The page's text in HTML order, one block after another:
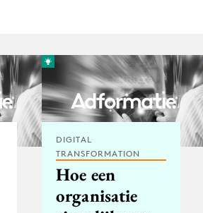
DIGITAL
TRANSFORMATION
Hoe een
organisatie